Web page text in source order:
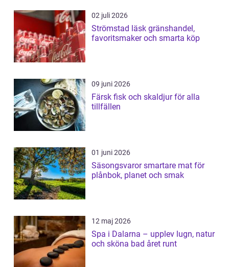
02 juli 2026
Strömstad läsk gränshandel,
favoritsmaker och smarta köp
09 juni 2026
Färsk fisk och skaldjur för alla
tillfällen
01 juni 2026
Säsongsvaror smartare mat för
plånbok, planet och smak
12 maj 2026
Spa i Dalarna – upplev lugn, natur
och sköna bad året runt